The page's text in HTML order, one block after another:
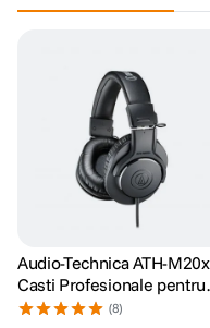
Audio-Technica ATH-M20x
Casti Profesionale pentru
Studio
(8)